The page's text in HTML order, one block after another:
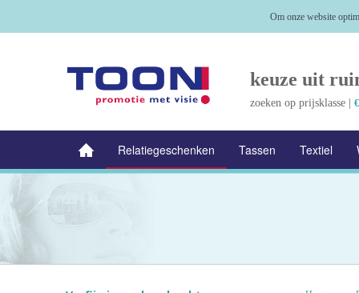
keuze uit
zoeken op prijsklasse |
Relatiegeschenken Tassen Textiel
Om onze website